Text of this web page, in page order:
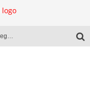
El libro en la mira de la desregulación